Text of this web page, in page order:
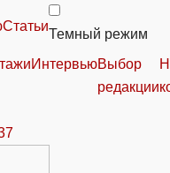
Статьи
Темный режим
ИнтервьюВыбор
редакции